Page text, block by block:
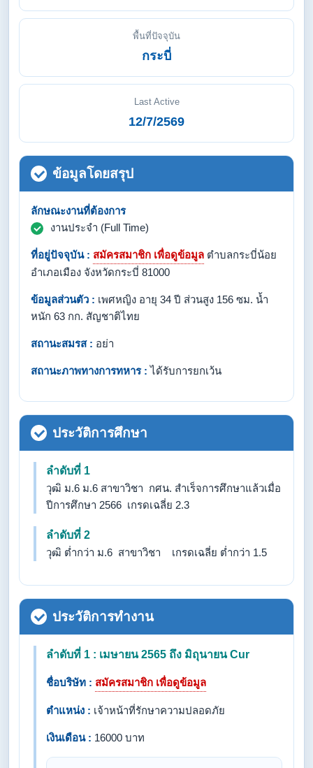
พื้นที่ปัจจุบัน
กระบี่
Last Active
12/7/2569
ข้อมูลโดยสรุป
ลักษณะงานที่ต้องการ
งานประจำ (Full Time)
ที่อยู่ปัจจุบัน : สมัครสมาชิก เพื่อดูข้อมูล ตำบลกระบี่น้อย
อำเภอเมือง จังหวัดกระบี่ 81000
ข้อมูลส่วนตัว : เพศหญิง อายุ 34 ปี ส่วนสูง 156 ซม. น้ำ
หนัก 63 กก. สัญชาติไทย
สถานะสมรส : อย่า
สถานะภาพทางการทหาร : ได้รับการยกเว้น
ประวัติการศึกษา
ลำดับที่ 1
วุฒิ ม.6 ม.6 สาขาวิชา กศน. สำเร็จการศึกษาแล้วเมื่อ
ปีการศึกษา 2566 เกรดเฉลี่ย 2.3
ลำดับที่ 2
วุฒิ ต่ำกว่า ม.6 สาขาวิชา เกรดเฉลี่ย ต่ำกว่า 1.5
ประวัติการทำงาน
ลำดับที่ 1 : เมษายน 2565 ถึง มิถุนายน Cur
ชื่อบริษัท : สมัครสมาชิก เพื่อดูข้อมูล
ตำแหน่ง : เจ้าหน้าที่รักษาความปลอดภัย
เงินเดือน : 16000 บาท